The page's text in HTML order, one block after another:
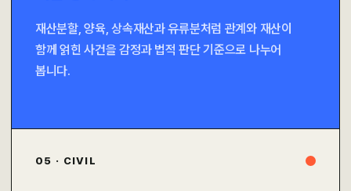
재산분할, 양육, 상속재산과 유류분처럼 관계와 재산이
함께 얽힌 사건을 감정과 법적 판단 기준으로 나누어
봅니다.
05 · CIVIL